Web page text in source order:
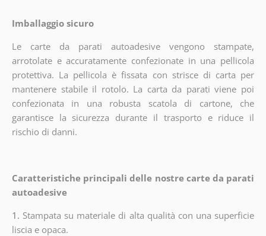
Imballaggio sicuro
Le carte da parati autoadesive vengono stampate,
arrotolate e accuratamente confezionate in una pellicola
protettiva. La pellicola è fissata con strisce di carta per
mantenere stabile il rotolo. La carta da parati viene poi
confezionata in una robusta scatola di cartone, che
garantisce la sicurezza durante il trasporto e riduce il
rischio di danni.
Caratteristiche principali delle nostre carte da parati
autoadesive
1. Stampata su materiale di alta qualità con una superficie
liscia e opaca.